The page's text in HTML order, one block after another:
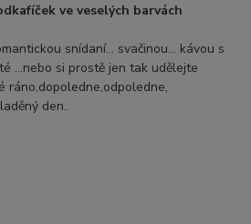
ve veselých barvách
snídaní... svačinou... kávou s
...nebo si prostě jen tak udělejte
ráno,dopoledne,odpoledne,
den..